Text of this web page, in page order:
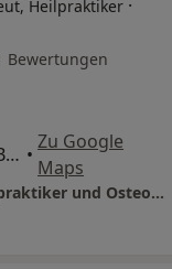
Heilpraktiker ·
Bewertungen
Lydia-Rabinowitsch-Str 10 c, Berlin •
Zu Google
Maps
mikromakro Tom Gierlichs Heilpraktiker und Osteopathie